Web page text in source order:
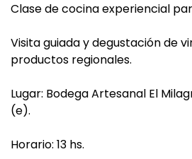
Clase de cocina experiencial
Visita guiada y degustación de
productos regionales.
Lugar: Bodega Artesanal El
(e).
Horario: 13 hs.